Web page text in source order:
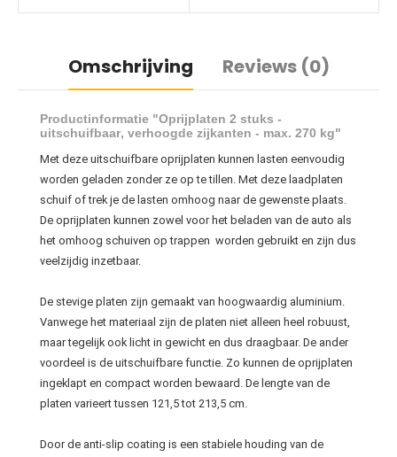
Omschrijving Reviews (0)
Productinformatie "Oprijplaten 2 stuks -
uitschuifbaar, verhoogde zijkanten - max. 270 kg"
Met deze uitschuifbare oprijplaten kunnen lasten eenvoudig
worden geladen zonder ze op te tillen. Met deze laadplaten
schuif of trek je de lasten omhoog naar de gewenste plaats.
De oprijplaten kunnen zowel voor het beladen van de auto als
het omhoog schuiven op trappen worden gebruikt en zijn dus
veelzijdig inzetbaar.
De stevige platen zijn gemaakt van hoogwaardig aluminium.
Vanwege het materiaal zijn de platen niet alleen heel robuust,
maar tegelijk ook licht in gewicht en dus draagbaar. De ander
voordeel is de uitschuifbare functie. Zo kunnen de oprijplaten
ingeklapt en compact worden bewaard. De lengte van de
platen varieert tussen 121,5 tot 213,5 cm.
Door de anti-slip coating is een stabiele houding van de